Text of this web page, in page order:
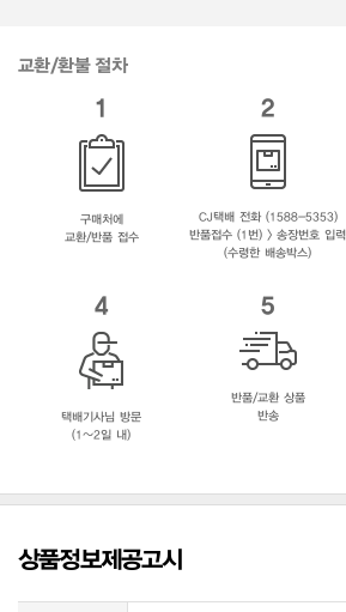
교환/환불 절차
1
구매처에
교환/반품 접수
2
CJ택배 전화 (1588-5353)
반품접수 (1번) > 송장번호 입력
(수령한 배송박스)
4
택배기사님 방문
(1~2일 내)
5
반품/교환 상품
반송
상품정보제공고시